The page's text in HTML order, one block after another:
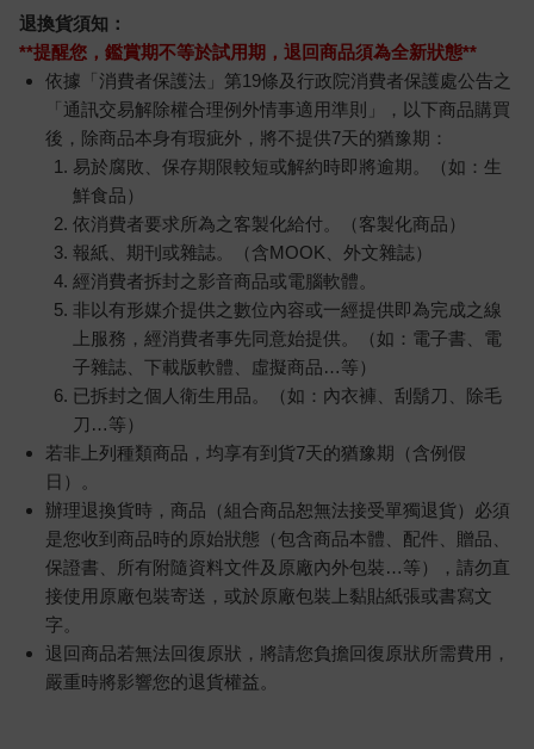
退換貨須知：
**提醒您，鑑賞期不等於試用期，退回商品須為全新狀態**
依據「消費者保護法」第19條及行政院消費者保護處公告之
「通訊交易解除權合理例外情事適用準則」，以下商品購買
後，除商品本身有瑕疵外，將不提供7天的猶豫期：
易於腐敗、保存期限較短或解約時即將逾期。（如：生
鮮食品）
依消費者要求所為之客製化給付。（客製化商品）
報紙、期刊或雜誌。（含MOOK、外文雜誌）
經消費者拆封之影音商品或電腦軟體。
非以有形媒介提供之數位內容或一經提供即為完成之線
上服務，經消費者事先同意始提供。（如：電子書、電
子雜誌、下載版軟體、虛擬商品…等）
已拆封之個人衛生用品。（如：內衣褲、刮鬍刀、除毛
刀…等）
若非上列種類商品，均享有到貨7天的猶豫期（含例假
日）。
辦理退換貨時，商品（組合商品恕無法接受單獨退貨）必須
是您收到商品時的原始狀態（包含商品本體、配件、贈品、
保證書、所有附隨資料文件及原廠內外包裝…等），請勿直
接使用原廠包裝寄送，或於原廠包裝上黏貼紙張或書寫文
字。
退回商品若無法回復原狀，將請您負擔回復原狀所需費用，
嚴重時將影響您的退貨權益。